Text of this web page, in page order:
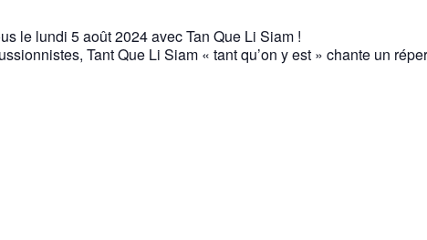
le lundi 5 août 2024 avec Tan Que Li Siam !
Tant Que Li Siam « tant qu’on y est » chante un